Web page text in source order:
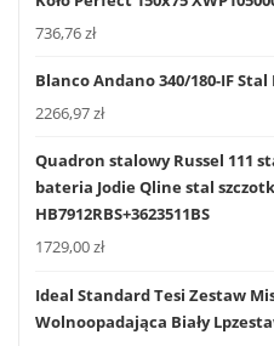
736,76zł
Blanco Andano 340/180-IF
2266,97zł
Quadron stalowy Russel 111
bateria Jodie Qline stal
HB7912RBS+3623511BS
1729,00zł
Ideal Standard Tesi Zestaw
Wolnoopadająca Biały